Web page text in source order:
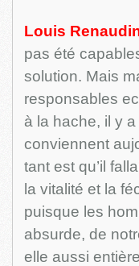
Louis
pas été
solution. Mais
responsables
à la hache, il y
conviennent
tant est qu’il
la vitalité et la
puisque les
absurde, de
elle aussi